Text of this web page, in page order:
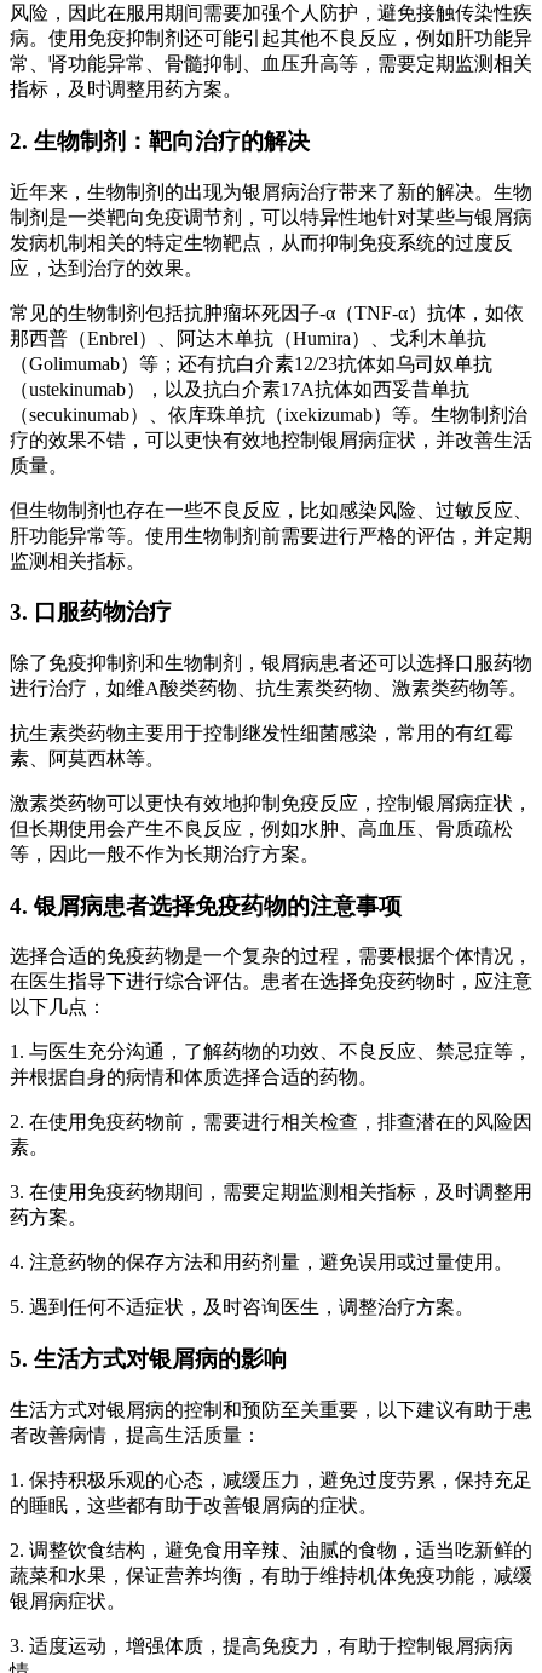
风险，因此在服用期间需要加强个人防护，避免接触传染性疾
病。使用免疫抑制剂还可能引起其他不良反应，例如肝功能异
常、肾功能异常、骨髓抑制、血压升高等，需要定期监测相关
指标，及时调整用药方案。
2. 生物制剂：靶向治疗的解决
近年来，生物制剂的出现为银屑病治疗带来了新的解决。生物
制剂是一类靶向免疫调节剂，可以特异性地针对某些与银屑病
发病机制相关的特定生物靶点，从而抑制免疫系统的过度反
应，达到治疗的效果。
常见的生物制剂包括抗肿瘤坏死因子-α（TNF-α）抗体，如依
那西普（Enbrel）、阿达木单抗（Humira）、戈利木单抗
（Golimumab）等；还有抗白介素12/23抗体如乌司奴单抗
（ustekinumab），以及抗白介素17A抗体如西妥昔单抗
（secukinumab）、依库珠单抗（ixekizumab）等。生物制剂治
疗的效果不错，可以更快有效地控制银屑病症状，并改善生活
质量。
但生物制剂也存在一些不良反应，比如感染风险、过敏反应、
肝功能异常等。使用生物制剂前需要进行严格的评估，并定期
监测相关指标。
3. 口服药物治疗
除了免疫抑制剂和生物制剂，银屑病患者还可以选择口服药物
进行治疗，如维A酸类药物、抗生素类药物、激素类药物等。
抗生素类药物主要用于控制继发性细菌感染，常用的有红霉
素、阿莫西林等。
激素类药物可以更快有效地抑制免疫反应，控制银屑病症状，
但长期使用会产生不良反应，例如水肿、高血压、骨质疏松
等，因此一般不作为长期治疗方案。
4. 银屑病患者选择免疫药物的注意事项
选择合适的免疫药物是一个复杂的过程，需要根据个体情况，
在医生指导下进行综合评估。患者在选择免疫药物时，应注意
以下几点：
1. 与医生充分沟通，了解药物的功效、不良反应、禁忌症等，
并根据自身的病情和体质选择合适的药物。
2. 在使用免疫药物前，需要进行相关检查，排查潜在的风险因
素。
3. 在使用免疫药物期间，需要定期监测相关指标，及时调整用
药方案。
4. 注意药物的保存方法和用药剂量，避免误用或过量使用。
5. 遇到任何不适症状，及时咨询医生，调整治疗方案。
5. 生活方式对银屑病的影响
生活方式对银屑病的控制和预防至关重要，以下建议有助于患
者改善病情，提高生活质量：
1. 保持积极乐观的心态，减缓压力，避免过度劳累，保持充足
的睡眠，这些都有助于改善银屑病的症状。
2. 调整饮食结构，避免食用辛辣、油腻的食物，适当吃新鲜的
蔬菜和水果，保证营养均衡，有助于维持机体免疫功能，减缓
银屑病症状。
3. 适度运动，增强体质，提高免疫力，有助于控制银屑病病